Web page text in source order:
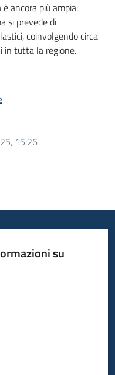
ancora più ampia:
si prevede di
coinvolgendo circa
in tutta la regione.
15:26
su